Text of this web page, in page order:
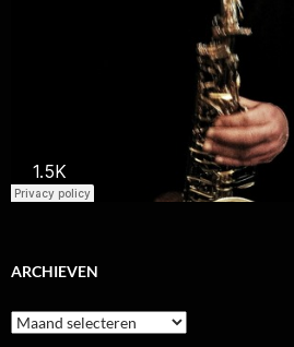
ARCHIEVEN
Archieven